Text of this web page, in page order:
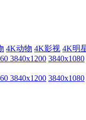
4K动物 4K影视 4K明
3840x1200 3840x1080
3840x1200 3840x1080